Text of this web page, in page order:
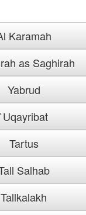
Karamah
as Saghirah
Yabrud
`Uqayribat
Tartus
Salhab
Tallkalakh